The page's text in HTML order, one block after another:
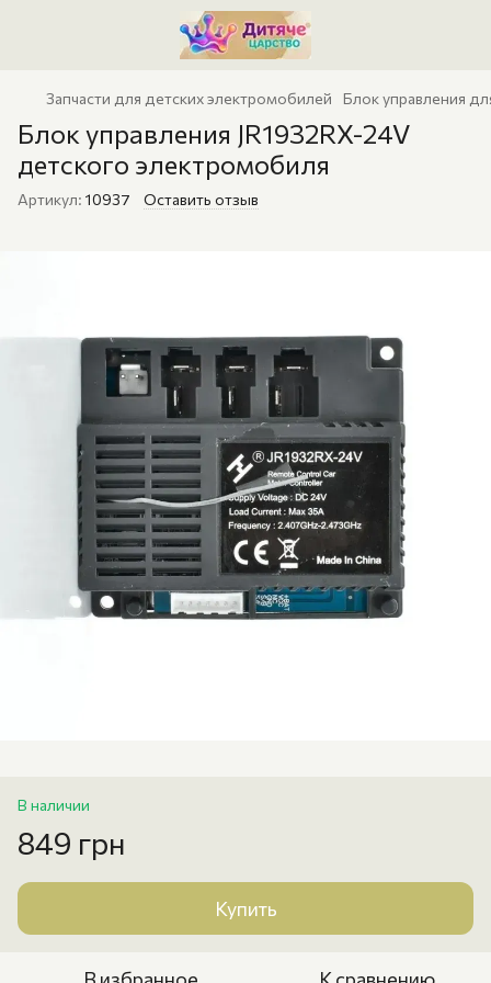
Запчасти для детских электромобилей Блок управления
Блок управления JR1932RX-24V
детского электромобиля
Артикул: 10937 Оставить отзыв
В наличии
849 грн
Купить